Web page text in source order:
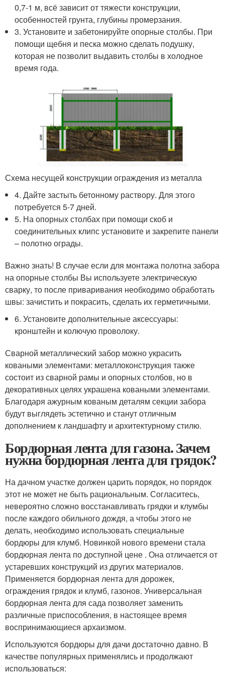
0,7-1 м, всё зависит от тяжести конструкции,
особенностей грунта, глубины промерзания.
3. Установите и забетонируйте опорные столбы. При
помощи щебня и песка можно сделать подушку,
которая не позволит выдавить столбы в холодное
время года.
Схема несущей конструкции ограждения из металла
4. Дайте застыть бетонному раствору. Для этого
потребуется 5-7 дней.
5. На опорных столбах при помощи скоб и
соединительных клипс установите и закрепите панели
– полотно ограды.
Важно знать! В случае если для монтажа полотна забора
на опорные столбы Вы используете электрическую
сварку, то после приваривания необходимо обработать
швы: зачистить и покрасить, сделать их герметичными.
6. Установите дополнительные аксессуары:
кронштейн и колючую проволоку.
Сварной металлический забор можно украсить
коваными элементами: металлоконструкция также
состоит из сварной рамы и опорных столбов, но в
декоративных целях украшена коваными элементами.
Благодаря ажурным кованым деталям секции забора
будут выглядеть эстетично и станут отличным
дополнением к ландшафту и архитектурному стилю.
Бордюрная лента для газона. Зачем
нужна бордюрная лента для грядок?
На дачном участке должен царить порядок, но порядок
этот не может не быть рациональным. Согласитесь,
невероятно сложно восстанавливать грядки и клумбы
после каждого обильного дождя, а чтобы этого не
делать, необходимо использовать специальные
бордюры для клумб. Новинкой нового времени стала
бордюрная лента по доступной цене . Она отличается от
устаревших конструкций из других материалов.
Применяется бордюрная лента для дорожек,
ограждения грядок и клумб, газонов. Универсальная
бордюрная лента для сада позволяет заменить
различные приспособления, в настоящее время
воспринимающиеся архаизмом.
Используются бордюры для дачи достаточно давно. В
качестве популярных применялись и продолжают
использоваться: